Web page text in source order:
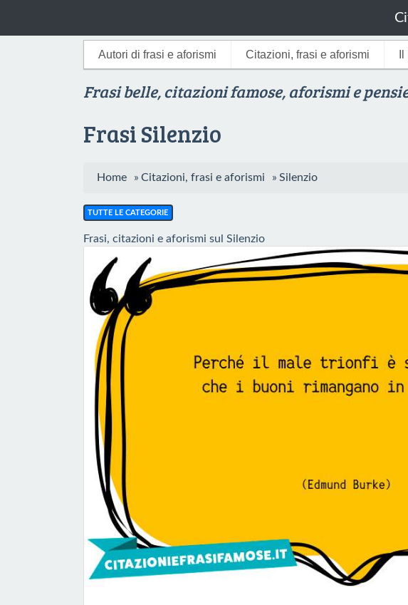
Autori di frasi e aforismi Citazioni, frasi e aforismi
Frasi belle, citazioni famose, aforismi e
Frasi Silenzio
Home » Citazioni, frasi e aforismi » Silenzio
TUTTE LE CATEGORIE
Frasi, citazioni e aforismi sul Silenzio